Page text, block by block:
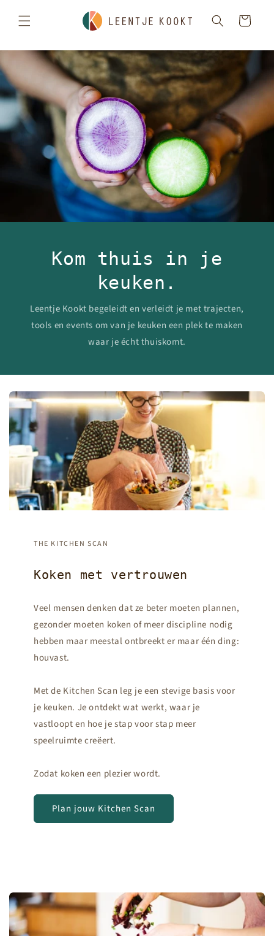
naar de
content
Winkelwagen
Kom thuis in je
keuken.
Leentje Kookt begeleidt en verleidt je met trajecten,
tools en events om van je keuken een plek te maken
waar je écht thuiskomt.
THE KITCHEN SCAN
Koken met vertrouwen
Veel mensen denken dat ze beter moeten plannen,
gezonder moeten koken of meer discipline nodig
hebben maar meestal ontbreekt er maar één ding:
houvast.
Met de Kitchen Scan leg je een stevige basis voor
je keuken. Je ontdekt wat werkt, waar je
vastloopt en hoe je stap voor stap meer
speelruimte creëert.
Zodat koken een plezier wordt.
Plan jouw Kitchen Scan